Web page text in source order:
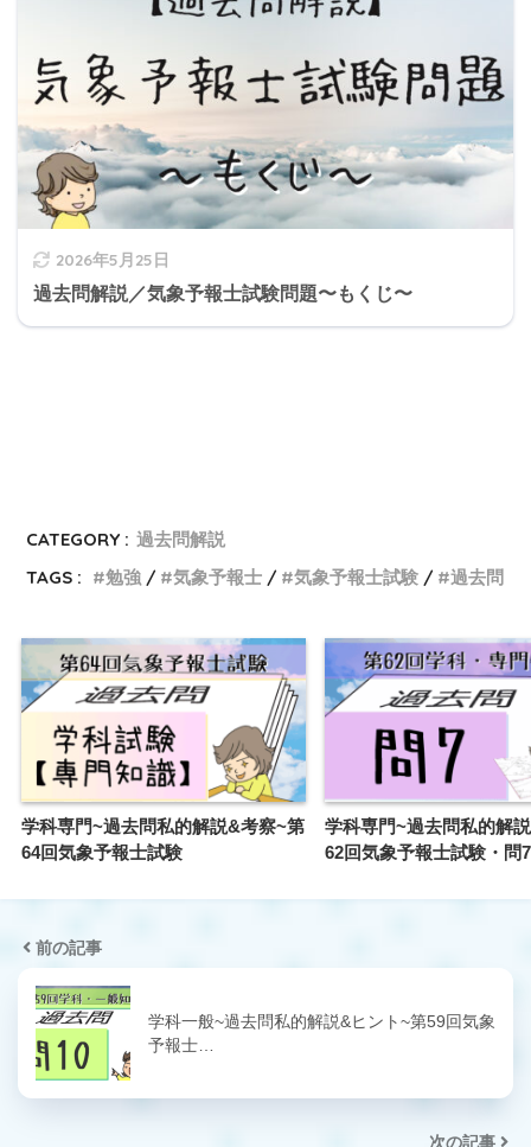
2026年5月25日
過去問解説／気象予報士試験問題〜もくじ〜
CATEGORY : 過去問解説
TAGS :
勉強 気象予報士 気象予報士試験 過去問
学科専門~過去問私的解説&考察~第
64回気象予報士試験
学科専門~過去問私的解
62回気象予報士試験・問7
前の記事
学科一般~過去問私的解説&ヒント~第59回気象
予報士…
次の記事